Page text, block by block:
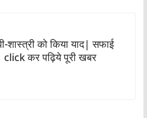
को किया याद| सफाई
click कर पढ़िये पूरी खबर